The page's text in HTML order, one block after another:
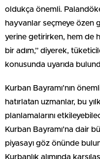
oldukça önemli.
hayvanlar seçmeye özen
yerine getirirken, hem de
bir adım,” diyerek,
konusunda uyarıda
Kurban Bayramı’nın
hatırlatan uzmanlar, bu
planlamalarını
Kurban Bayramı’na dair
piyasayı göz önünde
Kurbanlık alımında